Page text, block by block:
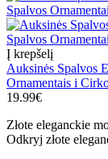
Į krepšelį
Auksinės Spalvos
Ornamentais i
19.99€
Złote eleganckie
Odkryj złote